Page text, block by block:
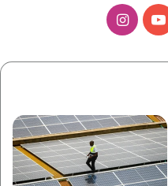
ي
و
ب
ت
ق
ر